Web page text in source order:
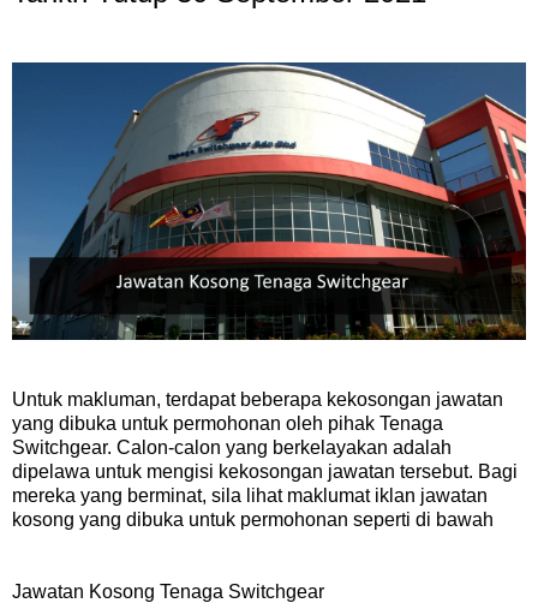
Untuk makluman, terdapat beberapa kekosongan jawatan
yang dibuka untuk permohonan oleh pihak Tenaga
Switchgear. Calon-calon yang berkelayakan adalah
dipelawa untuk mengisi kekosongan jawatan tersebut. Bagi
mereka yang berminat, sila lihat maklumat iklan jawatan
kosong yang dibuka untuk permohonan seperti di bawah
Jawatan Kosong Tenaga Switchgear